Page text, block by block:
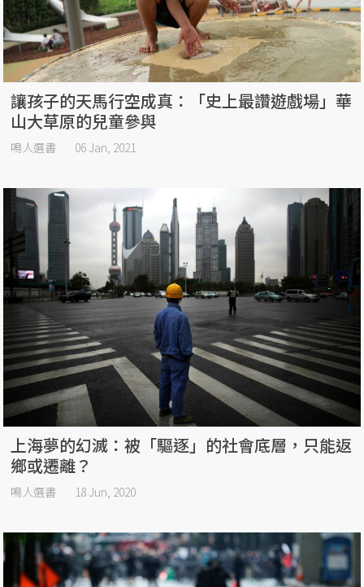
讓孩子的天馬行空成真：「史上最讚遊戲場」華
山大草原的兒童參與
鳴人選書 06 Jan, 2021
上海夢的幻滅：被「驅逐」的社會底層，只能返
鄉或遷離？
鳴人選書 18 Jun, 2020